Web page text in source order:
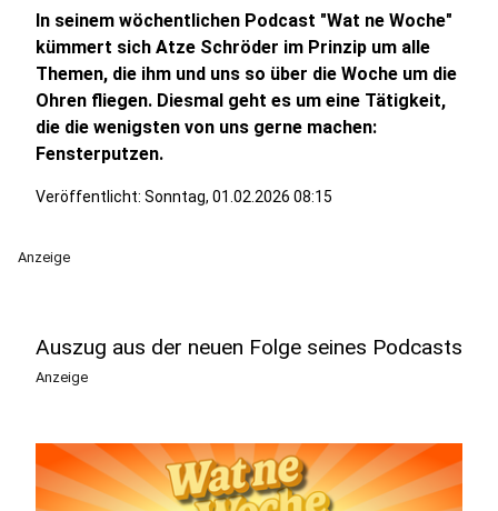
In seinem wöchentlichen Podcast "Wat ne Woche"
kümmert sich Atze Schröder im Prinzip um alle
Themen, die ihm und uns so über die Woche um die
Ohren fliegen. Diesmal geht es um eine Tätigkeit,
die die wenigsten von uns gerne machen:
Fensterputzen.
Veröffentlicht: Sonntag, 01.02.2026 08:15
Anzeige
Auszug aus der neuen Folge seines Podcasts
Anzeige